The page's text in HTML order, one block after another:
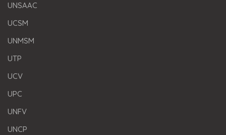
UNSAAC
UCSM
UNMSM
UTP
UCV
UPC
UNFV
UNCP